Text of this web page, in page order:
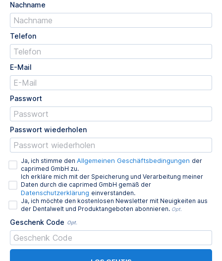
Nachname
Telefon
E-Mail
Passwort
Passwort wiederholen
Ja, ich stimme den Allgemeinen Geschäftsbedingungen der
caprimed GmbH zu.
Ich erkläre mich mit der Speicherung und Verarbeitung meiner
Daten durch die caprimed GmbH gemäß der
Datenschutzerklärung einverstanden.
Ja, ich möchte den kostenlosen Newsletter mit Neuigkeiten aus
der Dentalwelt und Produktangeboten abonnieren. Opt.
Geschenk Code Opt.